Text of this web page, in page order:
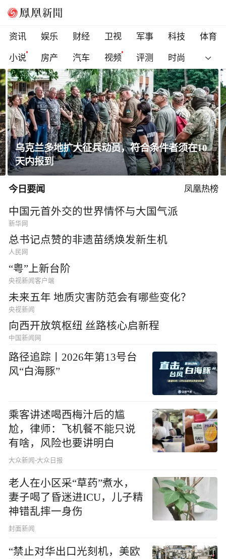
资讯 娱乐 财经 卫视 军事 科技
体育
小说
房产 汽车 视频 评测 时尚
乌克兰多地扩大征兵动员，符合条件者须在10
天内报到
今日要闻 凤凰热榜
中国元首外交的世界情怀与大国气派
新华网
总书记点赞的非遗苗绣焕发新生机
人民网
“粤”上新台阶
央视新闻客户端
未来五年 地质灾害防范会有哪些变化？
央视新闻
向西开放筑枢纽 丝路核心启新程
中国新闻网
路径追踪丨2026年第13号台
风“白海豚”
乘客讲述喝西梅汁后的尴
尬，律师：飞机餐不能只说
有啥，风险也要讲明白
大众新闻-大众日报
老人在小区采“草药”煮水，
妻子喝了昏迷进ICU，儿子精
神错乱摔一身伤
封面新闻
“禁止对华出口光刻机，美欧